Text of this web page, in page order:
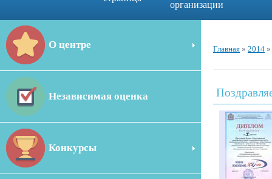
организации
О центре
Независимая оценка
Конкурсы
Главная » 2014 »